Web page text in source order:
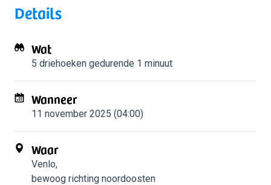
Details
Wat
5 driehoeken gedurende 1 minuut
Wanneer
11 november 2025 (04:00)
Waar
Venlo,
bewoog richting noordoosten